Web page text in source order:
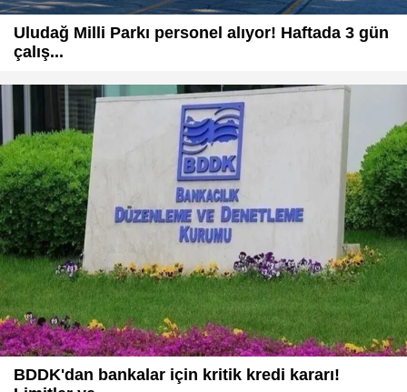
Uludağ Milli Parkı personel alıyor! Haftada 3 gün
çalış...
BDDK'dan bankalar için kritik kredi kararı!